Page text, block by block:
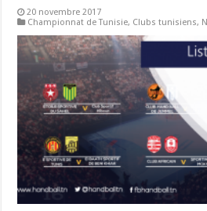
20 novembre 2017
Championnat de Tunisie, Clubs tunisiens,